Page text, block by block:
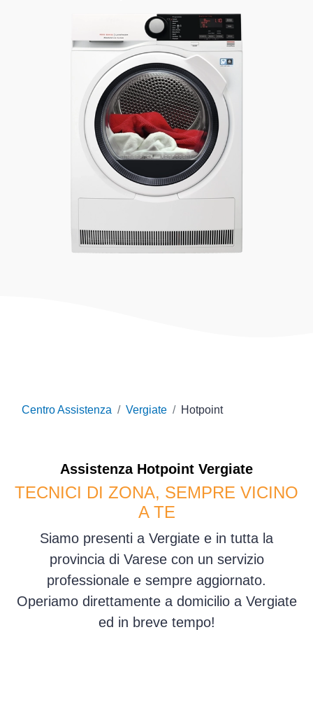
Centro Assistenza Vergiate Hotpoint
Assistenza Hotpoint Vergiate
TECNICI DI ZONA, SEMPRE VICINO
A TE
Siamo presenti a Vergiate e in tutta la
provincia di Varese con un servizio
professionale e sempre aggiornato.
Operiamo direttamente a domicilio a Vergiate
ed in breve tempo!